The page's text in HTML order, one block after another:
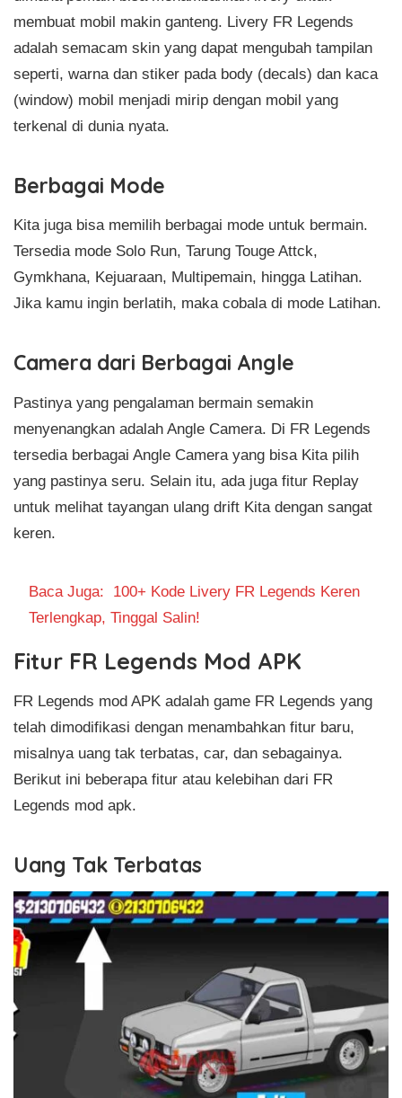
membuat mobil makin ganteng. Livery FR Legends
adalah semacam skin yang dapat mengubah tampilan
seperti, warna dan stiker pada body (decals) dan kaca
(window) mobil menjadi mirip dengan mobil yang
terkenal di dunia nyata.
Berbagai Mode
Kita juga bisa memilih berbagai mode untuk bermain.
Tersedia mode Solo Run, Tarung Touge Attck,
Gymkhana, Kejuaraan, Multipemain, hingga Latihan.
Jika kamu ingin berlatih, maka cobala di mode Latihan.
Camera dari Berbagai Angle
Pastinya yang pengalaman bermain semakin
menyenangkan adalah Angle Camera. Di FR Legends
tersedia berbagai Angle Camera yang bisa Kita pilih
yang pastinya seru. Selain itu, ada juga fitur Replay
untuk melihat tayangan ulang drift Kita dengan sangat
keren.
Baca Juga: 100+ Kode Livery FR Legends Keren
Terlengkap, Tinggal Salin!
Fitur FR Legends Mod APK
FR Legends mod APK adalah game FR Legends yang
telah dimodifikasi dengan menambahkan fitur baru,
misalnya uang tak terbatas, car, dan sebagainya.
Berikut ini beberapa fitur atau kelebihan dari FR
Legends mod apk.
Uang Tak Terbatas